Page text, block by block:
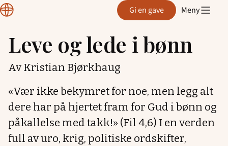
Hopp
innhold
Normisjon
Hordaland
Gi en gave Meny
Leve og lede i bønn
Av Kristian Bjørkhaug
«Vær ikke bekymret for noe, men legg alt
dere har på hjertet fram for Gud i bønn og
påkallelse med takk!» (Fil 4,6) I en verden
full av uro, krig, politiske ordskifter,